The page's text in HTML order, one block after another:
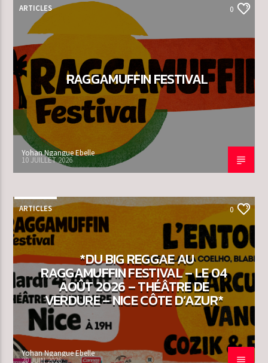
ARTICLES 0
RAGGAMUFFIN FESTIVAL
Yohan Ngangue Ebelle
10 JUILLET 2026
ARTICLES 0
*DU BIG REGGAE AU
RAGGAMUFFIN FESTIVAL – LE 04
AOÛT 2026 – THÉÂTRE DE
VERDURE – NICE CÔTE D’AZUR*
Yohan Ngangue Ebelle
20 JUIN 2026